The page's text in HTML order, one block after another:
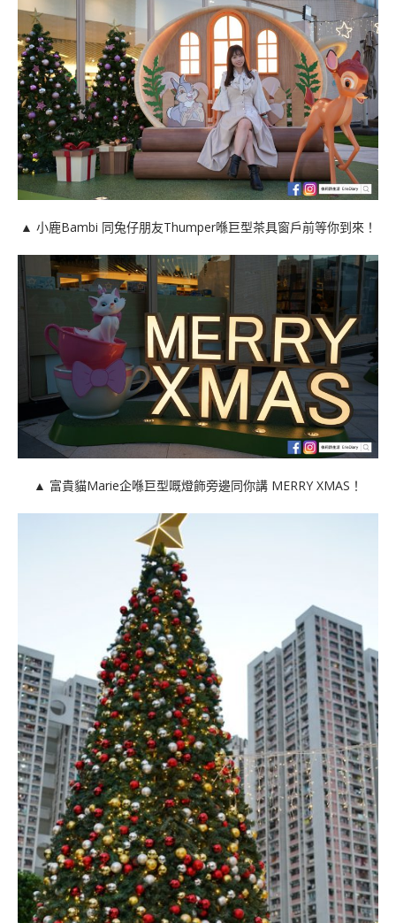
▲ 小鹿Bambi 同兔仔朋友Thumper喺巨型茶具窗戶前等你到來！
▲ 富貴貓Marie企喺巨型嘅燈飾旁邊同你講 MERRY XMAS！